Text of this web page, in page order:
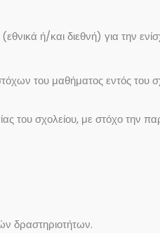
ή/και διεθνή) για την
του μαθήματος εντός του
του σχολείου, με στόχο την
δραστηριοτήτων.